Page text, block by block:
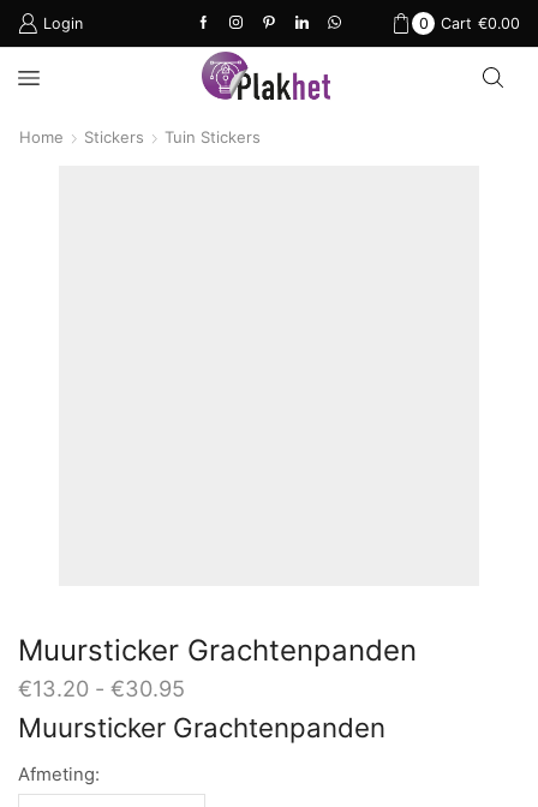
Login 0 Cart €0.00
Home Stickers Tuin Stickers
Muursticker Grachtenpanden
€13.20 - €30.95
€13.20
tot
Muursticker Grachtenpanden
Afmeting: